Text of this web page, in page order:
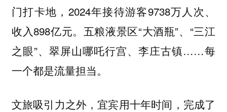
门打卡地，2024年接待游客9738万人次、
收入898亿元。五粮液景区“大酒瓶”、“三江
之眼”、翠屏山哪吒行宫、李庄古镇……每
一个都是流量担当。
文旅吸引力之外，宜宾用十年时间，完成了